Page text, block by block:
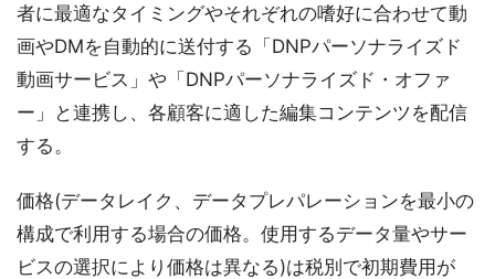
者に最適なタイミングやそれぞれの嗜好に合わせて動
画やDMを自動的に送付する「DNPパーソナライズド
動画サービス」や「DNPパーソナライズド・オファ
ー」と連携し、各顧客に適した編集コンテンツを配信
する。
価格(データレイク、データプレパレーションを最小の
構成で利用する場合の価格。使用するデータ量やサー
ビスの選択により価格は異なる)は税別で初期費用が